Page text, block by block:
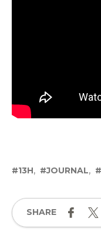
13H JOURNAL
SHARE